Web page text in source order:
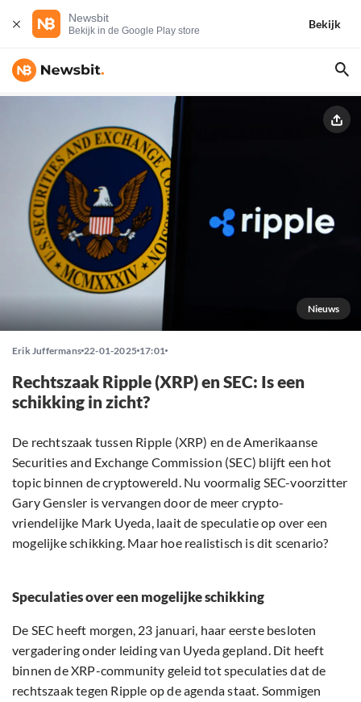
Newsbit
Bekijk in de Google Play store
Bekijk
Nieuws
Erik Juffermans 22-01-2025 17:01
Rechtszaak Ripple (XRP) en SEC: Is een
schikking in zicht?
De rechtszaak tussen Ripple (XRP) en de Amerikaanse
Securities and Exchange Commission (SEC) blijft een hot
topic binnen de cryptowereld. Nu voormalig SEC-voorzitter
Gary Gensler is vervangen door de meer crypto-
vriendelijke Mark Uyeda, laait de speculatie op over een
mogelijke schikking. Maar hoe realistisch is dit scenario?
Speculaties over een mogelijke schikking
De SEC heeft morgen, 23 januari, haar eerste besloten
vergadering onder leiding van Uyeda gepland. Dit heeft
binnen de XRP-community geleid tot speculaties dat de
rechtszaak tegen Ripple op de agenda staat. Sommigen